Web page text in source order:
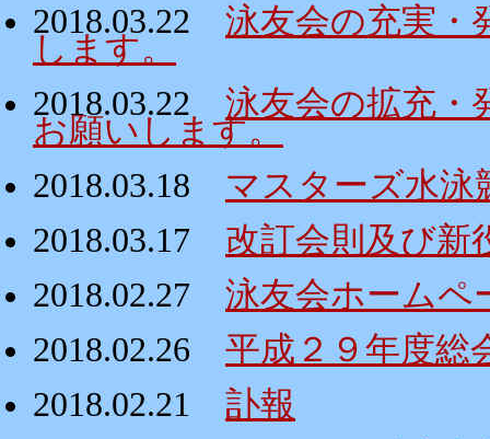
2018.03.22
泳友会の充実・
します。
2018.03.22
泳友会の拡充・
お願いします。
2018.03.18
マスターズ水泳
2018.03.17
改訂会則及び新
2018.02.27
泳友会ホームペ
2018.02.26
平成２９年度総
2018.02.21
訃報